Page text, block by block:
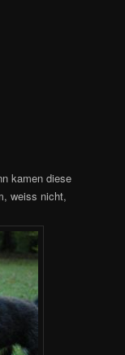
kamen diese
weiss nicht,